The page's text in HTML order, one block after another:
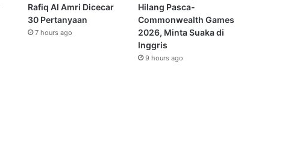
Rafiq Al Amri Dicecar
30 Pertanyaan
7 hours ago
Hilang Pasca-
Commonwealth Games
2026, Minta Suaka di
Inggris
9 hours ago